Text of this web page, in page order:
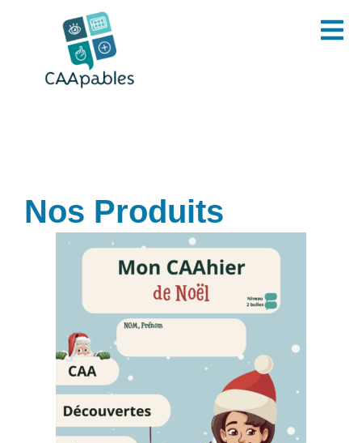
Menu
Nos Produits